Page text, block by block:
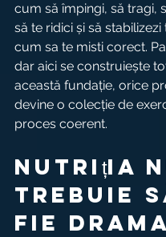
cum să împingi, să tragi,
să te ridici și să
cum sa te misti corect.
dar aici se construiește
această fundație, orice
devine o colecție de
proces coerent.
Nutriția
trebuie
fie